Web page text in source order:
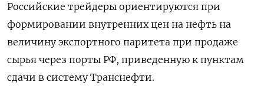
Российские трейдеры ориентируются при
формировании внутренних цен на нефть на
величину экспортного паритета при продаже
сырья через порты РФ, приведенную к пунктам
сдачи в систему Транснефти.